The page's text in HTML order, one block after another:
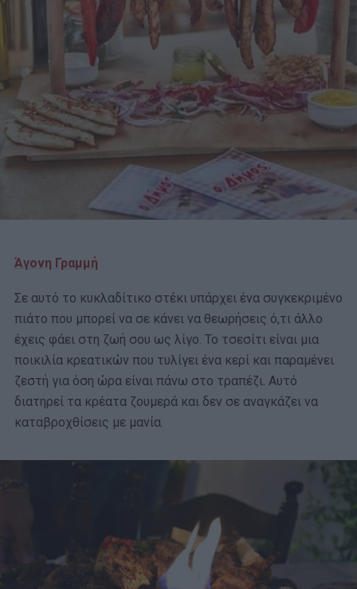
Άγονη Γραμμή
Σε αυτό το κυκλαδίτικο στέκι υπάρχει ένα συγκεκριμένο
πιάτο που μπορεί να σε κάνει να θεωρήσεις ό,τι άλλο
έχεις φάει στη ζωή σου ως λίγο. Το τσεσίτι είναι μια
ποικιλία κρεατικών που τυλίγει ένα κερί και παραμένει
ζεστή για όση ώρα είναι πάνω στο τραπέζι. Αυτό
διατηρεί τα κρέατα ζουμερά και δεν σε αναγκάζει να
καταβροχθίσεις με μανία.